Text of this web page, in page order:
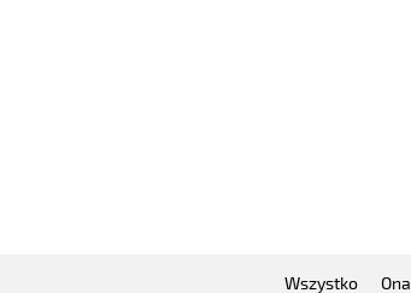
Wszystko Ona